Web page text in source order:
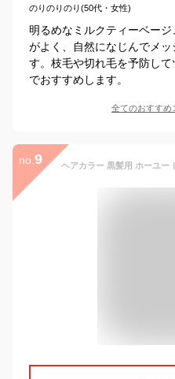
のりのりのり(50代・女性)
明るめなミルクティーベー
がよく、自然になじんでメ
す。枝毛や切れ毛を予防し
でおすすめします。
全てのおすすめ
no. 9